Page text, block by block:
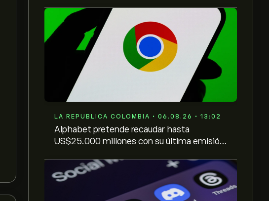
LA REPUBLICA COLOMBIA • 06.08.26 • 13:02
Alphabet pretende recaudar hasta
US$25.000 millones con su última emisión